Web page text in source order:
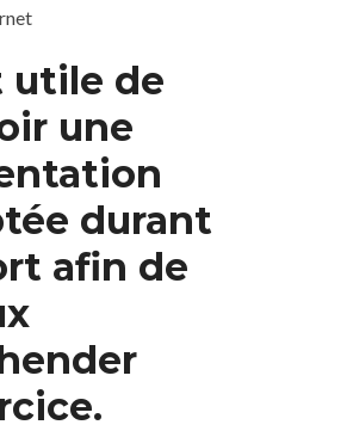
utile de
une
durant
afin de